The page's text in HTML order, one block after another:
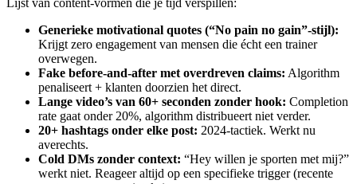
Lijst van content-vormen die je tijd verspillen:
Generieke motivational quotes (“No pain no gain”-stijl):
Krijgt zero engagement van mensen die écht een trainer
overwegen.
Fake before-and-after met overdreven claims: Algorithm
penaliseert + klanten doorzien het direct.
Lange video’s van 60+ seconden zonder hook: Completion
rate gaat onder 20%, algorithm distribueert niet verder.
20+ hashtags onder elke post: 2024-tactiek. Werkt nu
averechts.
Cold DMs zonder context: “Hey willen je sporten met mij?”
werkt niet. Reageer altijd op een specifieke trigger (recente